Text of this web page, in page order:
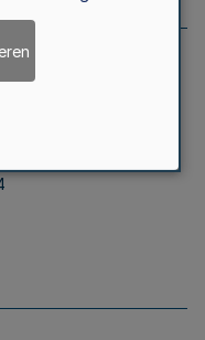
des Landes
-